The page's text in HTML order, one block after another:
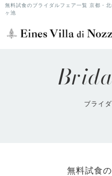
無料試食のブライダルフェア一覧 京都・
ヶ池
ブライ
無料試食